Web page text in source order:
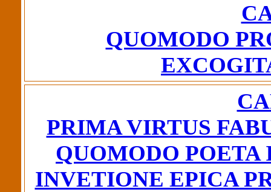
QUOMODO
PRIMA VIRTUS
QUOMODO
INVETIONE EPICA